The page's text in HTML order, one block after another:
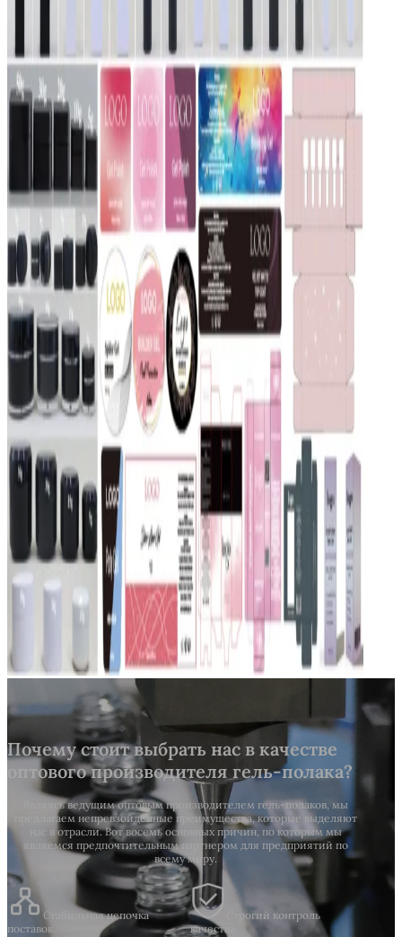
Почему стоит выбрать нас в качестве
оптового производителя гель-полака?
Являясь ведущим оптовым производителем гель-полаков, мы
предлагаем непревзойденные преимущества, которые выделяют
нас в отрасли. Вот восемь основных причин, по которым мы
являемся предпочтительным партнером для предприятий по
всему миру.
Стабильная цепочка
поставок
Строгий контроль
качества